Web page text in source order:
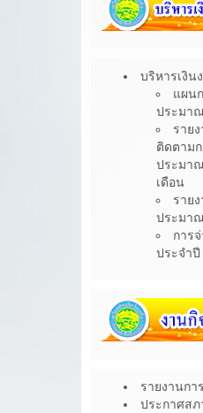
บริหารเงิ
แผน
ประมา
ราย
ติดตาม
ประมา
เดือน
ราย
ประมา
การ
ประจำปี
รายงานก
ประกาศสภ